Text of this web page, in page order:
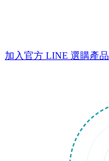
加入官方 LINE 選購產品